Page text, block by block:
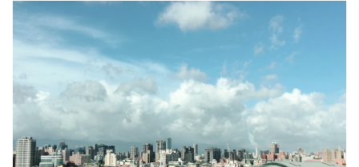
台灣新北市公園一景